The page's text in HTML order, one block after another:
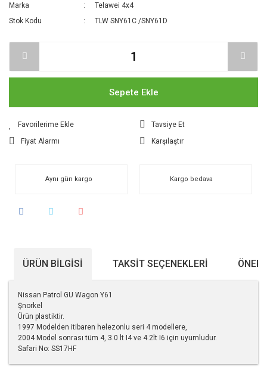
Marka
Telawei 4x4
Stok Kodu
TLW SNY61C /SNY61D
Sepete Ekle
Tavsiye Et
Fiyat Alarmı
Karşılaştır
Aynı gün kargo Kargo bedava
ÜRÜN BILGISI TAKSIT SEÇENEKLERI
Nissan Patrol GU Wagon Y61
Şnorkel
Ürün plastiktir.
1997 Modelden itibaren helezonlu seri 4 modellere,
2004 Model sonrası tüm 4, 3.0 lt I4 ve 4.2lt I6 için uyumludur.
Safari No: SS17HF